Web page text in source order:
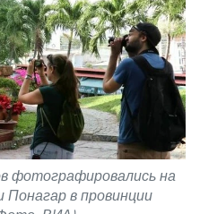
фотографировались на
в провинции